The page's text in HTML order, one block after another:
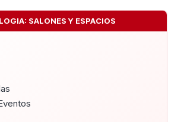
SALONES Y ESPACIOS